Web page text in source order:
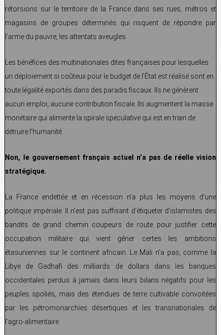
rétorsions sur le territoire de la France dans ses rues, métros et
magasins de groupes déterminés qui risquent de répondre par
l’arme du pauvre, les attentats aveugles.
Les bénéfices des multinationales dites françaises pour lesquelles
un déploiement si coûteux pour le budget de l’État est réalisé sont en
toute légalité exportés dans des paradis fiscaux. Ils ne génèrent
aucun emploi, aucune contribution fiscale. Ils augmentent la masse
monétaire qui alimente la spirale spéculative qui est en train de
détruire l’humanité.
Non, le gouvernement français actuel n’a pas de réelle vision
stratégique.
La France endettée et en récession n’a plus les moyens d’une
politique impériale. Il n’est pas suffisant d’étiqueter d’islamistes des
bandits de grand chemin coupeurs de route pour justifier cette
occupation militaire qui vient gêner certes les ambitions
étasuniennes sur le continent africain. Le Mali n’a pas, comme la
Libye de Gadhafi des milliards de dollars dans les banques
occidentales perdus à jamais dans leurs bilans négatifs pour les
peuples spoliés, mais des étendues de terre cultivable convoitées
par les pétromonarchies désertiques et les transnationales de
l’agro-alimentaire.